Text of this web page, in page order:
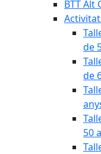
BTT Alt
de
de
50